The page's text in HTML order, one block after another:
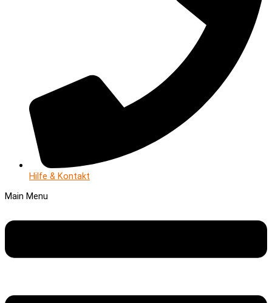
Hilfe & Kontakt
Main Menu